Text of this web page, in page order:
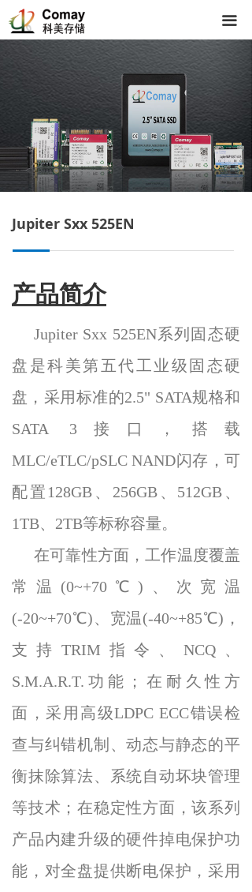
优质服务是我们的承诺
让您满意是我们的追求
끀
产品简介
Jupiter Sxx 525EN系列固态硬
盘是科美第五代工业级固态硬
盘，采用标准的2.5" SATA规格和
SATA 3接口，搭载
MLC/eTLC/pSLC NAND闪存，可
配置128GB、256GB、512GB、
1TB、2TB等标称容量。
在可靠性方面，工作温度覆盖
常温(0~+70℃)、次宽温
(-20~+70℃)、宽温(-40~+85℃)，
支持TRIM指令、NCQ、
S.M.A.R.T.功能；在耐久性方
面，采用高级LDPC ECC错误检
查与纠错机制、动态与静态的平
衡抹除算法、系统自动坏块管理
等技术；在稳定性方面，该系列
产品内建升级的硬件掉电保护功
能，对全盘提供断电保护，采用
Jupiter Sxx 525EN